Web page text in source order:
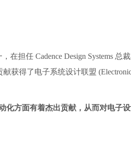
担任 Cadence Design Systems
获得了电子系统设计联盟
方面有着杰出贡献，从而对电子